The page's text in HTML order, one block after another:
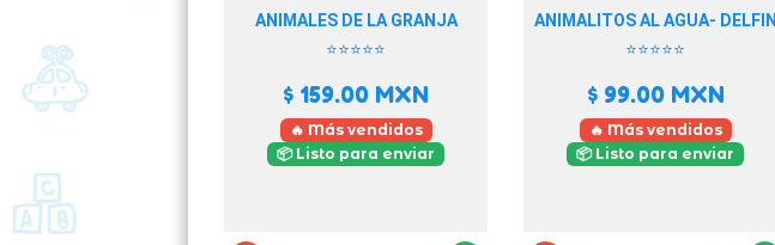
ANIMALES DE LA GRANJA
⭐⭐⭐⭐⭐
$ 159.00 MXN
🔥 Más vendidos
📦 Listo para enviar
ANIMALITOS AL AGUA- DELFIN
⭐⭐⭐⭐⭐
$ 99.00MXN
🔥 Más vendidos
📦 Listo para enviar